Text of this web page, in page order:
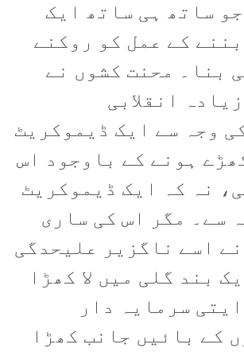
ساتھ ہی ساتھ ایک
کے عمل کو روکنے
بنا۔ محنت کشوں نے
انقلابی
وجہ سے ایک ڈیموکریٹ
ہونے کے باوجود اس
نہ کہ ایک ڈیموکریٹ
سے۔ مگر اس کی ساری
اسے ناگزیر علیحدگی
بند گلی میں لا کھڑا
سرمایہ دار
کے بائیں جانب کھڑا